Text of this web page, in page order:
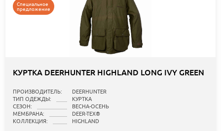
Специальное
предложение
КУРТКА DEERHUNTER HIGHLAND LONG IVY GREEN
ПРОИЗВОДИТЕЛЬ:
DEERHUNTER
ТИП ОДЕЖДЫ:
КУРТКА
СЕЗОН:
ВЕСНА-ОСЕНЬ
МЕМБРАНА:
DEER-TEX®
КОЛЛЕКЦИЯ:
HIGHLAND